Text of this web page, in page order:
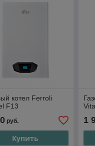
котел Ferroli
F13
руб.
Купить
1